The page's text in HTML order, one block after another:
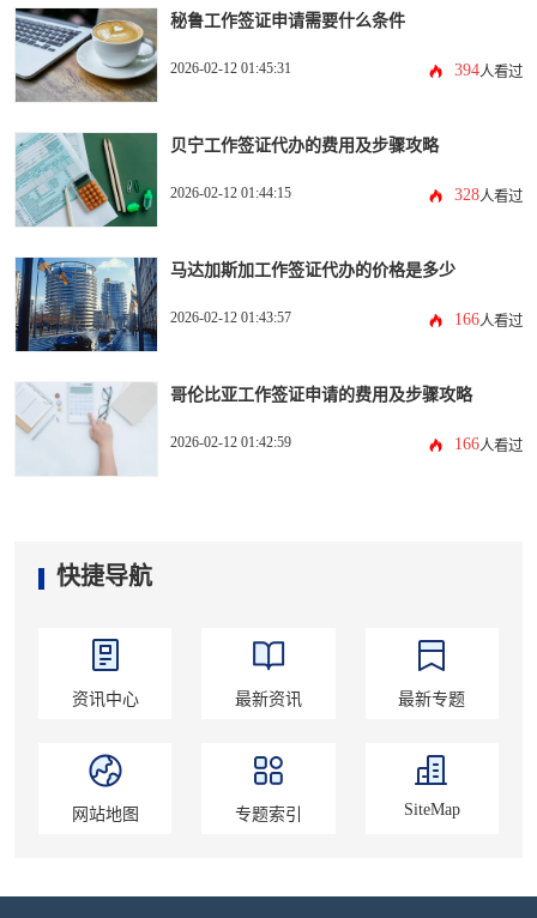
秘鲁工作签证申请需要什么条件
2026-02-12 01:45:31 394人看过
贝宁工作签证代办的费用及步骤攻略
2026-02-12 01:44:15 328人看过
马达加斯加工作签证代办的价格是多少
2026-02-12 01:43:57 166人看过
哥伦比亚工作签证申请的费用及步骤攻略
2026-02-12 01:42:59 166人看过
快捷导航
资讯中心 最新资讯 最新专题
网站地图 专题索引 SiteMap